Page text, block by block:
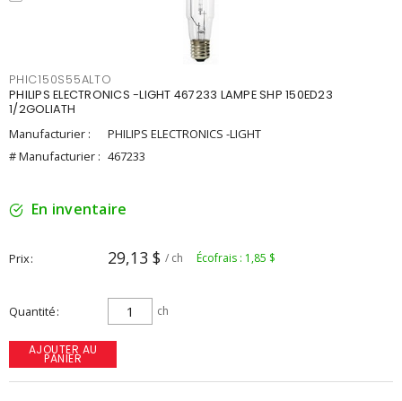
PHIC150S55ALTO
PHILIPS ELECTRONICS -LIGHT 467233 LAMPE SHP 150ED23
1/2GOLIATH
Manufacturier :
PHILIPS ELECTRONICS -LIGHT
# Manufacturier : 467233
En inventaire
Prix 29,13 $ / ch Écofrais : 1,85 $
Quantité ch
AJOUTER AU
PANIER